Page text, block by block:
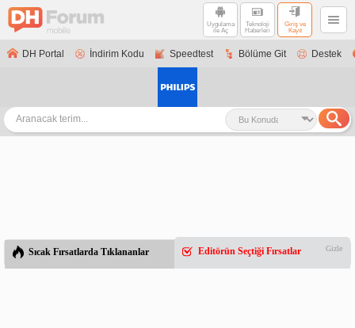
Uygulama
ile Aç
Teknoloji
Haberleri
Giriş ve
Kayıt
DH Portal İndirim Kodu Speedtest Bölüme Git Destek
Sıcak Fırsatlarda Tıklananlar Editörün Seçtiği Fırsatlar Gizle